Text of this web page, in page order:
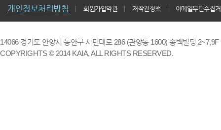
개인정보처리방침 회원가입약관 저작권정책 이메일무단수집
14066 경기도 안양시 동안구 시민대로 286 (관양동 1600) 송백빌딩
COPYRIGHTS © 2014 KAIA, ALL RIGHTS RESERVED.